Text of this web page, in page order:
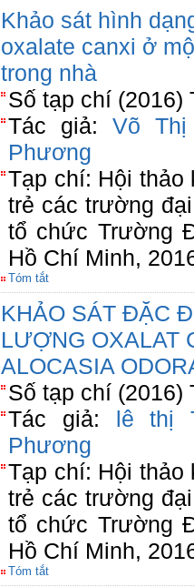
Khảo sát hình
oxalate canxi ở
trong nhà
Số tạp chí (2016)
Tác giả: Võ Thị
Phương
Tạp chí: Hội thảo
trẻ các trường
tổ chức Trường
Hồ Chí Minh,
Tóm tắt
KHẢO SÁT ĐẶC
LƯỢNG OXALAT
ALOCASIA
Số tạp chí (2016)
Tác giả: lê thị
Phương
Tạp chí: Hội thảo
trẻ các trường
tổ chức Trường
Hồ Chí Minh,
Tóm tắt